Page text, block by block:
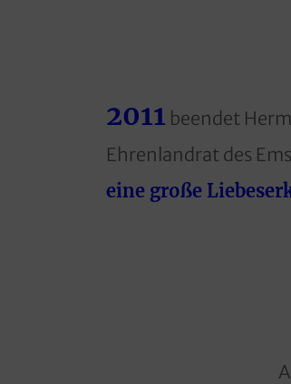
2011 beendet
Ehrenlandrat des
eine große